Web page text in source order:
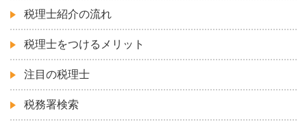
税理士紹介の流れ
税理士をつけるメリット
注目の税理士
税務署検索